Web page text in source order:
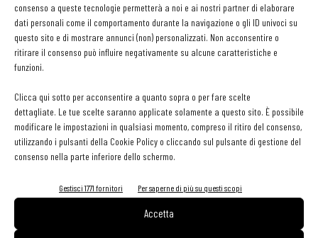
consenso a queste tecnologie permetterà a noi e ai nostri partner di elaborare
dati personali come il comportamento durante la navigazione o gli ID univoci su
questo sito e di mostrare annunci (non) personalizzati. Non acconsentire o
ritirare il consenso può influire negativamente su alcune caratteristiche e
funzioni.
Clicca qui sotto per acconsentire a quanto sopra o per fare scelte
dettagliate. Le tue scelte saranno applicate solamente a questo sito. È possibile
modificare le impostazioni in qualsiasi momento, compreso il ritiro del consenso,
utilizzando i pulsanti della Cookie Policy o cliccando sul pulsante di gestione del
consenso nella parte inferiore dello schermo.
Gestisci 1771 fornitori Per saperne di più su questi scopi
Accetta
LEGGI ANCHE
Ampliare l’attività del ristorante al catering? Sì, ma la
Aperti per ferie. Buoni indirizzi da Nord a Sud per
godersi le vacanze (o da scorprire se si è in
vacanza)
Sogemi rafforza i servizi per la ristorazione: orario
esteso e tessera gratuita per i professionisti